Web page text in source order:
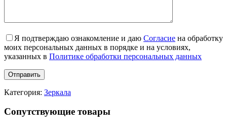
Я подтверждаю ознакомление и даю Согласие на обработку
моих персональных данных в порядке и на условиях,
указанных в Политике обработки персональных данных
Категория: Зеркала
Сопутствующие товары